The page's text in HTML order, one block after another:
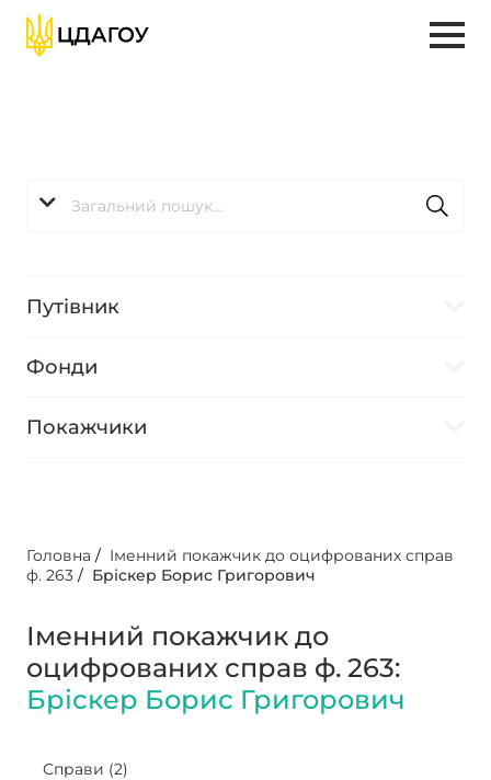
Путівник
Фонди
Покажчики
Головна / Іменний покажчик до оцифрованих справ
ф. 263 / Бріскер Борис Григорович
Іменний покажчик до
оцифрованих справ ф. 263:
Бріскер Борис Григорович
Справи (2)